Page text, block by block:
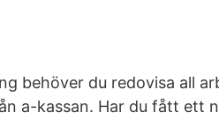
behöver du redovisa all
a-kassan. Har du fått ett